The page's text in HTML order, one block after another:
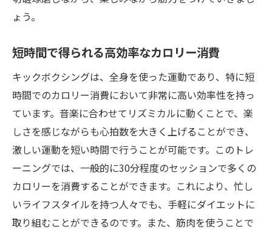
ょう。
短時間で得られる高効率なカロリー消費
キックボクシングは、全身を使った運動であり、特に短
時間でのカロリー消費において非常に高い効率性を持っ
ています。音楽に合わせてリズミカルに動くことで、楽
しさを感じながらも心拍数を大きく上げることができ、
激しい運動を短い時間で行うことが可能です。このトレ
ーニングでは、一般的に30分程度のセッションで多くの
カロリーを消費することができます。これにより、忙し
いライフスタイルを持つ人々でも、手軽にダイエットに
取り組むことができるのです。また、筋肉を使うことで